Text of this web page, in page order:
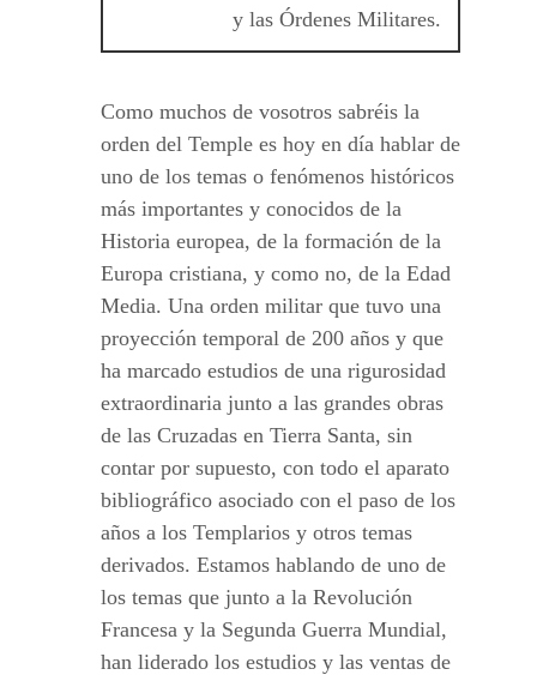
y las Órdenes Militares.
Como muchos de vosotros sabréis la
orden del Temple es hoy en día hablar de
uno de los temas o fenómenos históricos
más importantes y conocidos de la
Historia europea, de la formación de la
Europa cristiana, y como no, de la Edad
Media. Una orden militar que tuvo una
proyección temporal de 200 años y que
ha marcado estudios de una rigurosidad
extraordinaria junto a las grandes obras
de las Cruzadas en Tierra Santa, sin
contar por supuesto, con todo el aparato
bibliográfico asociado con el paso de los
años a los Templarios y otros temas
derivados. Estamos hablando de uno de
los temas que junto a la Revolución
Francesa y la Segunda Guerra Mundial,
han liderado los estudios y las ventas de